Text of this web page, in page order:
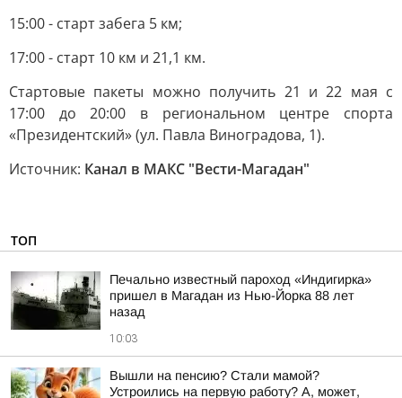
15:00 - старт забега 5 км;
17:00 - старт 10 км и 21,1 км.
Стартовые пакеты можно получить 21 и 22 мая с
17:00 до 20:00 в региональном центре спорта
«Президентский» (ул. Павла Виноградова, 1).
Источник: Канал в МАКС "Вести-Магадан"
ТОП
Печально известный пароход «Индигирка»
пришел в Магадан из Нью-Йорка 88 лет
назад
10:03
Вышли на пенсию? Стали мамой?
Устроились на первую работу? А, может,